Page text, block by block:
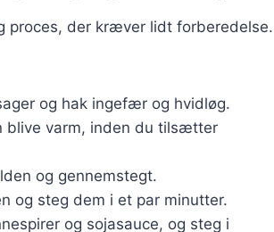
proces, der kræver lidt forberedelse.
og hak ingefær og hvidløg.
blive varm, inden du tilsætter
og gennemstegt.
og steg dem i et par minutter.
og sojasauce, og steg i